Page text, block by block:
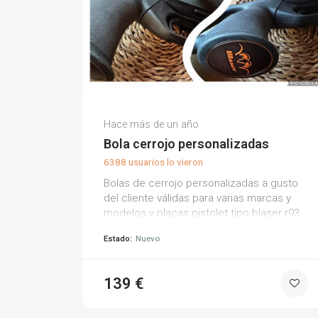
Tuboladecerrojo C.
Hace más de un año
Bola cerrojo personalizadas
6388 usuarios lo vieron
Bolas de cerrojo personalizadas a gusto
del cliente válidas para varias marcas y
modelos y placas pistolet tipo blaser r93
k95 merkel k3
Estado: Nuevo
139 €